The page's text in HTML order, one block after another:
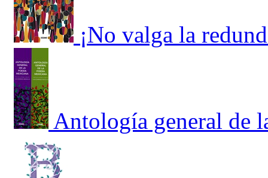
¡No valga la
Antología general de